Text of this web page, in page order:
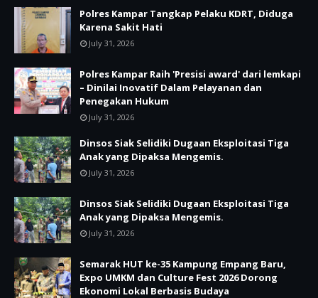
Polres Kampar Tangkap Pelaku KDRT, Diduga
Karena Sakit Hati
July 31, 2026
Polres Kampar Raih 'Presisi award' dari lemkapi
– Dinilai Inovatif Dalam Pelayanan dan
Penegakan Hukum
July 31, 2026
Dinsos Siak Selidiki Dugaan Eksploitasi Tiga
Anak yang Dipaksa Mengemis.
July 31, 2026
Dinsos Siak Selidiki Dugaan Eksploitasi Tiga
Anak yang Dipaksa Mengemis.
July 31, 2026
Semarak HUT ke-35 Kampung Empang Baru,
Expo UMKM dan Culture Fest 2026 Dorong
Ekonomi Lokal Berbasis Budaya